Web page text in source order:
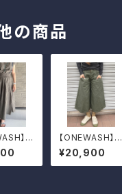
の商品
】肩
ャザ
カート
【ONEWASH】ギ
ャザーパンツ
¥20,900